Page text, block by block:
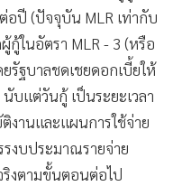
อปี (ปัจจุบัน MLR เท่ากับ
กู้ในอัตรา MLR - 3 (หรือ
รัฐบาลชดเชยดอกเบี้ยให้
บแต่วันกู้ เป็นระยะเวลา
งานและแผนการใช้จ่าย
งบประมาณรายจ่าย
ริงตามขั้นตอนต่อไป